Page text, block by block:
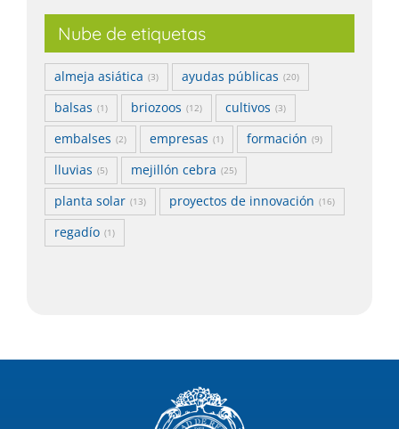
Nube de etiquetas
almeja asiática (3) ayudas públicas (20)
balsas (1) briozoos (12) cultivos (3)
embalses (2) empresas (1) formación (9)
lluvias (5) mejillón cebra (25)
planta solar (13) proyectos de innovación (16)
regadío (1)